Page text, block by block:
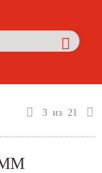
3 из 21